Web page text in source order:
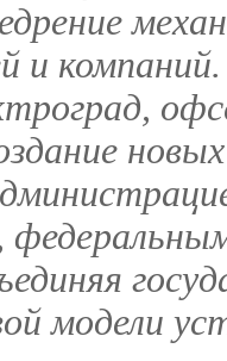
и
модели